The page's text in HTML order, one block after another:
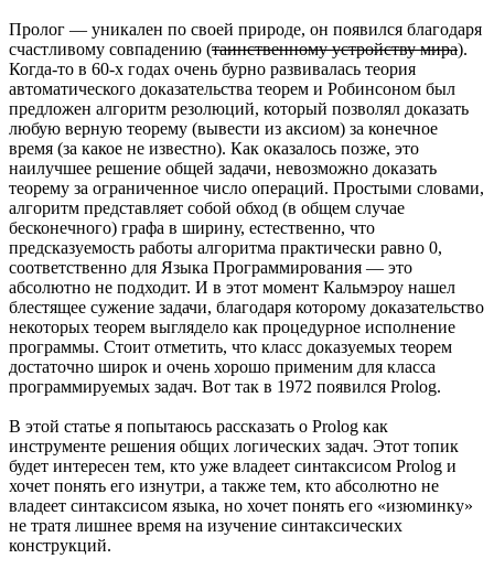
Пролог — уникален по своей природе, он появился благодаря
счастливому совпадению (таинственному устройству мира).
Когда-то в 60-х годах очень бурно развивалась теория
автоматического доказательства теорем и Робинсоном был
предложен алгоритм резолюций, который позволял доказать
любую верную теорему (вывести из аксиом) за конечное
время (за какое не известно). Как оказалось позже, это
наилучшее решение общей задачи, невозможно доказать
теорему за ограниченное число операций. Простыми словами,
алгоритм представляет собой обход (в общем случае
бесконечного) графа в ширину, естественно, что
предсказуемость работы алгоритма практически равно 0,
соответственно для Языка Программирования — это
абсолютно не подходит. И в этот момент Кальмэроу нашел
блестящее сужение задачи, благодаря которому доказательство
некоторых теорем выглядело как процедурное исполнение
программы. Стоит отметить, что класс доказуемых теорем
достаточно широк и очень хорошо применим для класса
программируемых задач. Вот так в 1972 появился Prolog.
В этой статье я попытаюсь рассказать о Prolog как
инструменте решения общих логических задач. Этот топик
будет интересен тем, кто уже владеет синтаксисом Prolog и
хочет понять его изнутри, а также тем, кто абсолютно не
владеет синтаксисом языка, но хочет понять его «изюминку»
не тратя лишнее время на изучение синтаксических
конструкций.